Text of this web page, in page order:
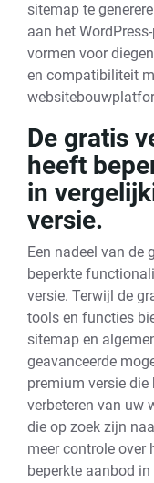
sitemap te
aan het
vormen voor
en compatibiliteit
De gratis
heeft
in
versie.
Een nadeel van de
beperkte
versie. Terwijl de
tools en functies
sitemap en
geavanceerde
premium versie die
verbeteren van uw
die op zoek zijn
meer controle over
beperkte aanbod